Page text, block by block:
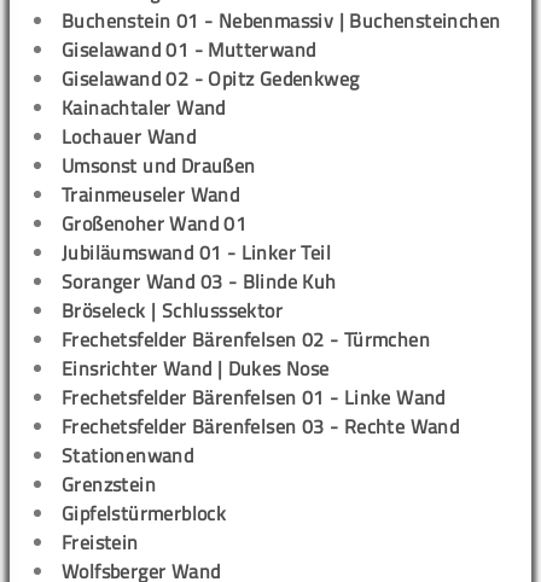
Buchenstein 01 - Nebenmassiv | Buchensteinchen
Giselawand 01 - Mutterwand
Giselawand 02 - Opitz Gedenkweg
Kainachtaler Wand
Lochauer Wand
Umsonst und Draußen
Trainmeuseler Wand
Großenoher Wand 01
Jubiläumswand 01 - Linker Teil
Soranger Wand 03 - Blinde Kuh
Bröseleck | Schlusssektor
Frechetsfelder Bärenfelsen 02 - Türmchen
Einsrichter Wand | Dukes Nose
Frechetsfelder Bärenfelsen 01 - Linke Wand
Frechetsfelder Bärenfelsen 03 - Rechte Wand
Stationenwand
Grenzstein
Gipfelstürmerblock
Freistein
Wolfsberger Wand